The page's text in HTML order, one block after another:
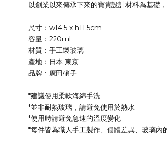
以創業以來傳承下來的寶貴設計材料為基礎
尺寸：w14.5 x h11.5cm
容量：220ml
材質：手工製玻璃
產地：日本 東京
品牌：廣田硝子
*建議使用柔軟海綿手洗
*並非耐熱玻璃，請避免使用於熱水
*使用時請避免急速的溫度變化
*每件皆為職人手工製作、個體差異、玻璃內